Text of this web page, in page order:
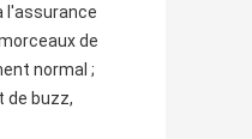
l'assurance
de
normal ;
de buzz,